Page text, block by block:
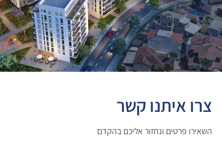
צרו איתנו קשר
השאירו פרטים ונחזור אליכם בהקדם